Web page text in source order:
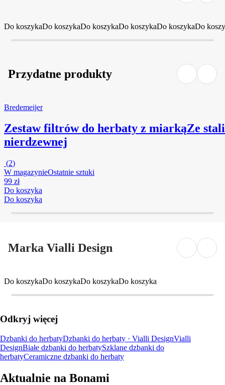
Do koszykaDo koszykaDo koszykaDo koszykaDo koszykaDo
Przydatne produkty
Bredemeijer
Zestaw filtrów do herbaty z miarkąZe stali
nierdzewnej
(2)
W magazynieOstatnie sztuki
99 zł
Do koszyka
Do koszyka
Marka Vialli Design
Do koszykaDo koszykaDo koszykaDo koszyka
Odkryj więcej
Dzbanki do herbatyDzbanki do herbaty · Vialli DesignVialli
DesignBiałe dzbanki do herbatySzklane dzbanki do
herbatyCeramiczne dzbanki do herbaty
Aktualnie na Bonami